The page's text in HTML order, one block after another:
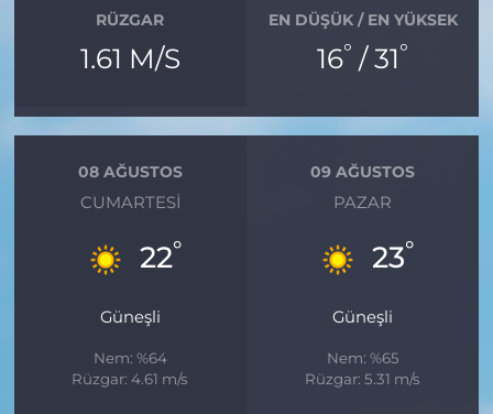
RÜZGAR
1.61 M/S
EN DÜŞÜK / EN YÜKSEK
16° / 31°
08 AĞUSTOS
CUMARTESI
22°
Güneşli
Nem: %64
Rüzgar: 4.61 m/s
09 AĞUSTOS
PAZAR
23°
Güneşli
Nem: %65
Rüzgar: 5.31 m/s